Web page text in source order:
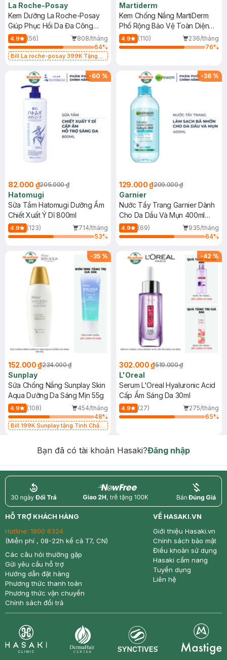
La Roche-Posay
Kem Dưỡng La Roche-Posay
Giúp Phục Hồi Da Đa Công
Dụng 40ml
4.9 (56)
808/tháng
64%
Bill La roche-posay 399K Tặng
(SL có hạn)
Martiderm
Kem Chống Nắng MartiDerm
Phổ Rộng Bảo Vệ Toàn Diện
40ml
4.9 (110)
236/tháng
76%
-60 %
82.000 ₫205.000 ₫
Hatomugi
Sữa Tắm Hatomugi Dưỡng Ẩm
Chiết Xuất Ý Dĩ 800ml
4.9 (123)
714/tháng
53%
-38 %
129.000 ₫209.000 ₫
Garnier
Nước Tẩy Trang Garnier Dành
Cho Da Dầu Và Mụn 400ml
(Mới)
4.9 (69)
935/tháng
64%
-35 %
152.000 ₫234.000 ₫
Sunplay
Sữa Chống Nắng Sunplay Skin
Aqua Dưỡng Da Sáng Mịn 55g
4.9 (108)
454/tháng
48%
Bill 199K Sunplay tặng Tinh Chất
-42 %
302.000 ₫519.000 ₫
L'Oreal
Serum L'Oreal Hyaluronic Acid
Cấp Ẩm Sáng Da 30ml
4.9 (27)
275/tháng
65%
Bạn đã có tài khoản Hasaki?Đăng nhập
return nowfree price
HỖ TRỢ KHÁCH HÀNG
Hotline: 1800 6324
(Miễn phí , 08-22h kể cả T7, CN)
Các câu hỏi thường gặp
Gửi yêu cầu hỗ trợ
Hướng dẫn đặt hàng
Phương thức thanh toán
Phương thức vận chuyển
Chính sách đổi trả
VỀ HASAKI.VN
Giới thiệu Hasaki.vn
Chính sách bảo mật
Điều khoản sử dụng
Hasaki cẩm nang
Tuyển dụng
Liên hệ